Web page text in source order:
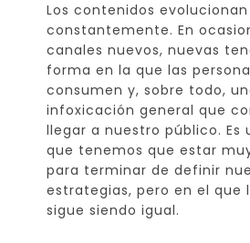
Los contenidos evolucionan
constantemente. En
canales nuevos, nuevas
forma en la que las
consumen y, sobre todo,
infoxicación general que
llegar a nuestro público. Es
que tenemos que estar
para terminar de definir
estrategias, pero en el que
sigue siendo igual.